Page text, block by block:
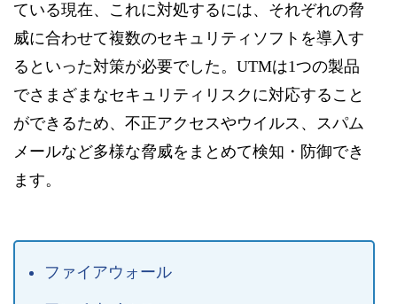
ている現在、これに対処するには、それぞれの脅
威に合わせて複数のセキュリティソフトを導入す
るといった対策が必要でした。UTMは1つの製品
でさまざまなセキュリティリスクに対応すること
ができるため、不正アクセスやウイルス、スパム
メールなど多様な脅威をまとめて検知・防御でき
ます。
ファイアウォール